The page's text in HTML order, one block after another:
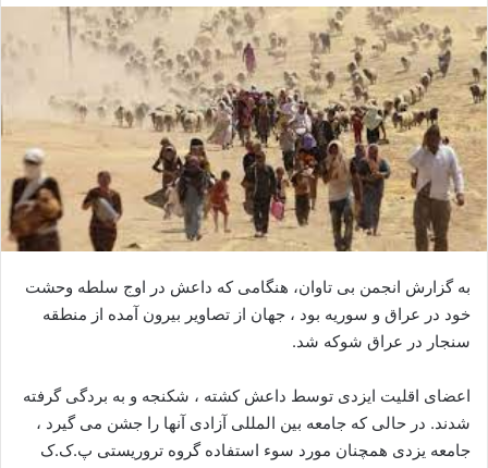
ا
ل
ی
م
ی
ل
به گزارش انجمن بی تاوان، هنگامی که داعش در اوج سلطه وحشت
خود در عراق و سوریه بود ، جهان از تصاویر بیرون آمده از منطقه
سنجار در عراق شوکه شد.
اعضای اقلیت ایزدی توسط داعش کشته ، شکنجه و به بردگی گرفته
شدند. در حالی که جامعه بین المللی آزادی آنها را جشن می گیرد ،
جامعه یزدی همچنان مورد سوء استفاده گروه تروریستی پ.ک.ک